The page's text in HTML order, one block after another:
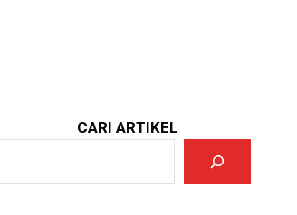
CARI ARTIKEL